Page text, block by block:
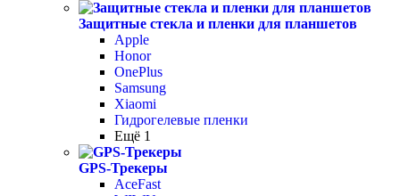
Защитные стекла и пленки для планшетов
Apple
Honor
OnePlus
Samsung
Xiaomi
Гидрогелевые пленки
Ещё 1
GPS-Трекеры
AceFast